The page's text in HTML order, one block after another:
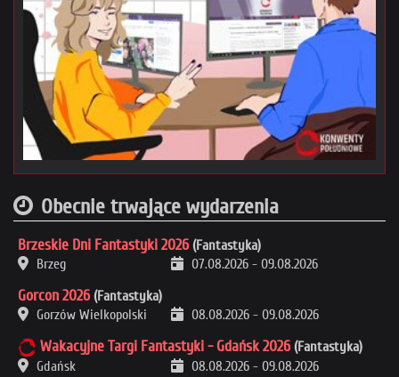
Obecnie trwające wydarzenia
Brzeskie Dni Fantastyki 2026 (Fantastyka)
Brzeg
07.08.2026 - 09.08.2026
Gorcon 2026 (Fantastyka)
Gorzów Wielkopolski
08.08.2026 - 09.08.2026
Wakacyjne Targi Fantastyki - Gdańsk 2026 (Fantastyka)
Gdańsk
08.08.2026 - 09.08.2026